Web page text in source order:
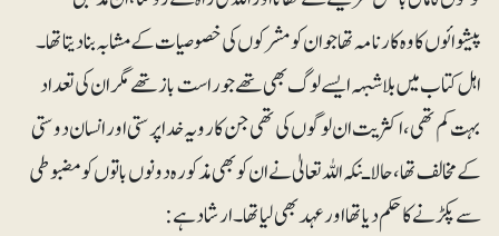
پیشوائوں کا وہ کارنامہ تھا جو ان کو مشرکوں کی خصوصیات کے مشابہ بنا دیتا تھا۔
اہل کتاب میں بلاشبہہ ایسے لوگ بھی تھے جو راست باز تھے مگر ان کی تعداد
بہت کم تھی، اکثریت ان لوگوں کی تھی جن کا رویہ خد اپرستی اور انسان دوستی
کے مخالف تھا، حالاـنکہ اللہ تعالیٰ نے ان کو بھی مذکورہ دونوں باتوں کو مضبوطی
سے پکڑنے کا حکم دیا تھااورعہد بھی لیا تھا ۔ ارشاد ہے: